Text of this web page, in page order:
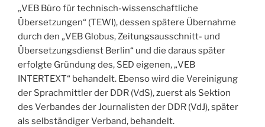
„VEB Büro für technisch-wissenschaftliche
Übersetzungen“ (TEWI), dessen spätere Übernahme
durch den „VEB Globus, Zeitungsausschnitt- und
Übersetzungsdienst Berlin“ und die daraus später
erfolgte Gründung des, SED eigenen, „VEB
INTERTEXT“ behandelt. Ebenso wird die Vereinigung
der Sprachmittler der DDR (VdS), zuerst als Sektion
des Verbandes der Journalisten der DDR (VdJ), später
als selbständiger Verband, behandelt.